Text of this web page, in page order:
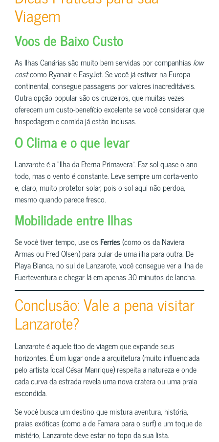
Viagem
Voos de Baixo Custo
As Ilhas Canárias são muito bem servidas por companhiaslow
costcomo Ryanair e EasyJet. Se você já estiver na Europa
continental, consegue passagens por valores inacreditáveis.
Outra opção popular são os cruzeiros, que muitas vezes
oferecem um custo-benefício excelente se você considerar que
hospedagem e comida já estão inclusas.
O Clima e o que levar
Lanzarote é a “Ilha da Eterna Primavera”. Faz sol quase o ano
todo, mas o vento é constante. Leve sempre um corta-vento
e, claro, muito protetor solar, pois o sol aqui não perdoa,
mesmo quando parece fresco.
Mobilidade entre Ilhas
Se você tiver tempo, use osFerries(como os da Naviera
Armas ou Fred Olsen) para pular de uma ilha para outra. De
Playa Blanca, no sul de Lanzarote, você consegue ver a ilha de
Fuerteventura e chegar lá em apenas 30 minutos de lancha.
Conclusão: Vale a pena visitar
Lanzarote?
Lanzarote é aquele tipo de viagem que expande seus
horizontes. É um lugar onde a arquitetura (muito influenciada
pelo artista local César Manrique) respeita a natureza e onde
cada curva da estrada revela uma nova cratera ou uma praia
escondida.
Se você busca um destino que mistura aventura, história,
praias exóticas (como a de Famara para o surf) e um toque de
mistério, Lanzarote deve estar no topo da sua lista.